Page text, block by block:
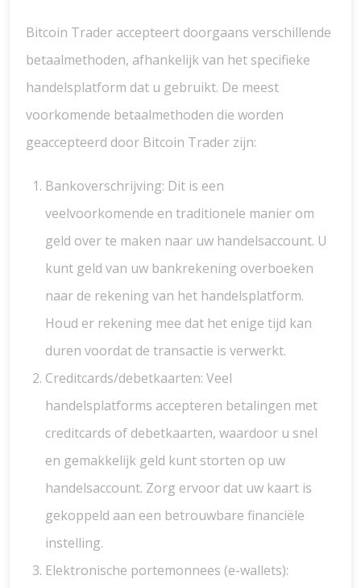
Bitcoin Trader accepteert doorgaans verschillende
betaalmethoden, afhankelijk van het specifieke
handelsplatform dat u gebruikt. De meest
voorkomende betaalmethoden die worden
geaccepteerd door Bitcoin Trader zijn:
Bankoverschrijving: Dit is een
veelvoorkomende en traditionele manier om
geld over te maken naar uw handelsaccount. U
kunt geld van uw bankrekening overboeken
naar de rekening van het handelsplatform.
Houd er rekening mee dat het enige tijd kan
duren voordat de transactie is verwerkt.
Creditcards/debetkaarten: Veel
handelsplatforms accepteren betalingen met
creditcards of debetkaarten, waardoor u snel
en gemakkelijk geld kunt storten op uw
handelsaccount. Zorg ervoor dat uw kaart is
gekoppeld aan een betrouwbare financiële
instelling.
Elektronische portemonnees (e-wallets):